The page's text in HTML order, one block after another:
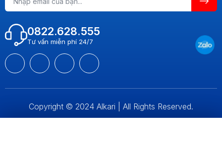
0822.628.555
Tư vấn miễn phí 24/7
Copyright © 2024 Alkari | All Rights Reserved.